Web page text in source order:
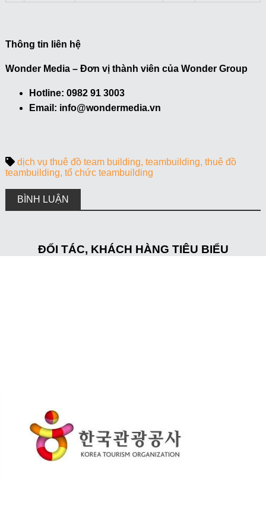
Thông tin liên hệ
Wonder Media – Đơn vị thành viên của Wonder Group
Hotline: 0982 91 3003
Email: info@wondermedia.vn
dịch vụ thuê đồ team building teambuilding thuê đồ
teambuilding tổ chức teambuilding
BÌNH LUẬN
ĐỐI TÁC, KHÁCH HÀNG TIÊU BIỂU